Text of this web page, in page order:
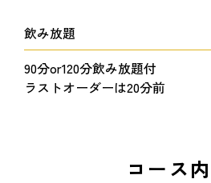
飲み放題
90分or120分飲み放題付
ラストオーダーは20分前
コース